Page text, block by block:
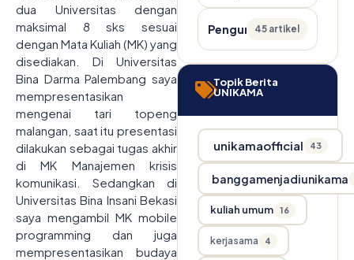
dua Universitas dengan
maksimal 8 sks sesuai
dengan Mata Kuliah (MK) yang
disediakan. Di Universitas
Bina Darma Palembang saya
mempresentasikan
mengenai tari topeng
malangan, saat itu presentasi
dilakukan sebagai tugas akhir
di MK Manajemen krisis
komunikasi. Sedangkan di
Universitas Bina Insani Bekasi
saya mengambil MK mobile
programming dan juga
mempresentasikan budaya
Pengumuman
45 artikel
Topik Berita
UNIKAMA
unikamaofficial 43
banggamenjadiunikama
kuliah umum 16
kerjasama 4